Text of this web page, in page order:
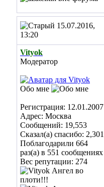
15.07.2016,
13:20
Vityok
Модератор
Обо мне
Регистрация: 12.01.2007
Адрес: Москва
Сообщений: 19,553
Сказал(а) спасибо: 2,301
Поблагодарили 664
раз(а) в 551 сообщениях
Вес репутации: 274